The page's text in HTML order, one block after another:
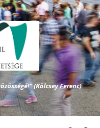
(Kölcsey Ferenc)